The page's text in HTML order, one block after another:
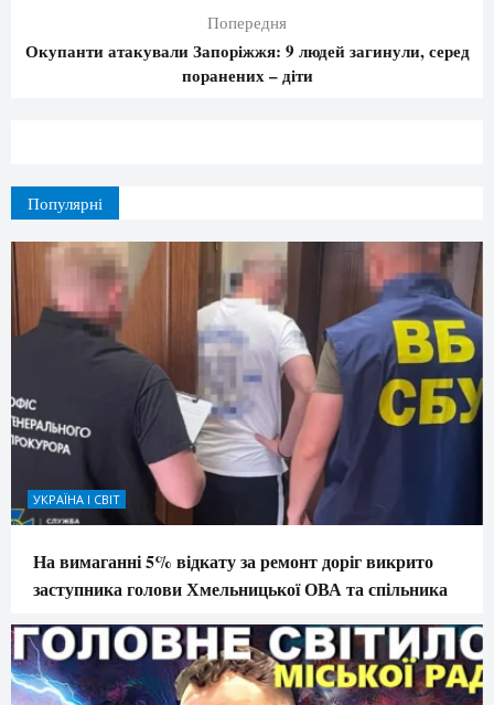
Попередня
Окупанти атакували Запоріжжя: 9 людей загинули, серед
поранених – діти
Популярні
УКРАЇНА І СВІТ
На вимаганні 5% відкату за ремонт доріг викрито
заступника голови Хмельницької ОВА та спільника